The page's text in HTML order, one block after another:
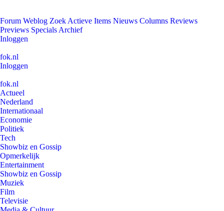
Forum Weblog Zoek Actieve Items Nieuws Columns Reviews
Previews Specials Archief
Inloggen
fok.nl
Inloggen
fok.nl
Actueel
Nederland
Internationaal
Economie
Politiek
Tech
Showbiz en Gossip
Opmerkelijk
Entertainment
Showbiz en Gossip
Muziek
Film
Televisie